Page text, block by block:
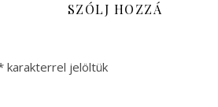
SZÓLJ HOZZÁ
karakterrel jelöltük